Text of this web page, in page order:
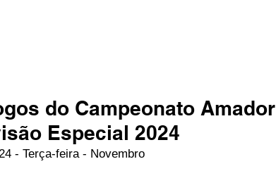
do Campeonato Amador
Especial 2024
- Terça-feira - Novembro